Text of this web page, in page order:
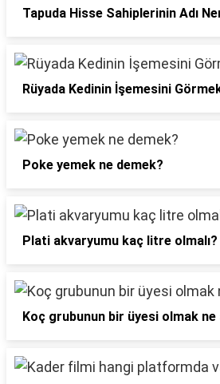
Tapuda Hisse Sahiplerinin Adı
Rüyada Kedinin İşemesini
Poke yemek ne demek?
Plati akvaryumu kaç litre olmalı?
Koç grubunun bir üyesi olmak